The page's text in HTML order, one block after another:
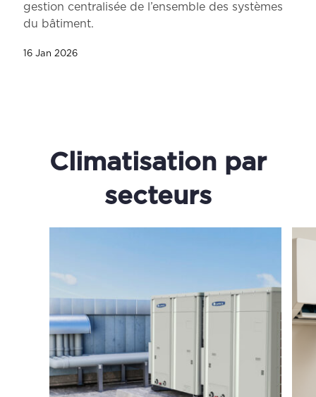
gestion centralisée de l’ensemble des systèmes
du bâtiment.
16 Jan 2026
Climatisation par
secteurs